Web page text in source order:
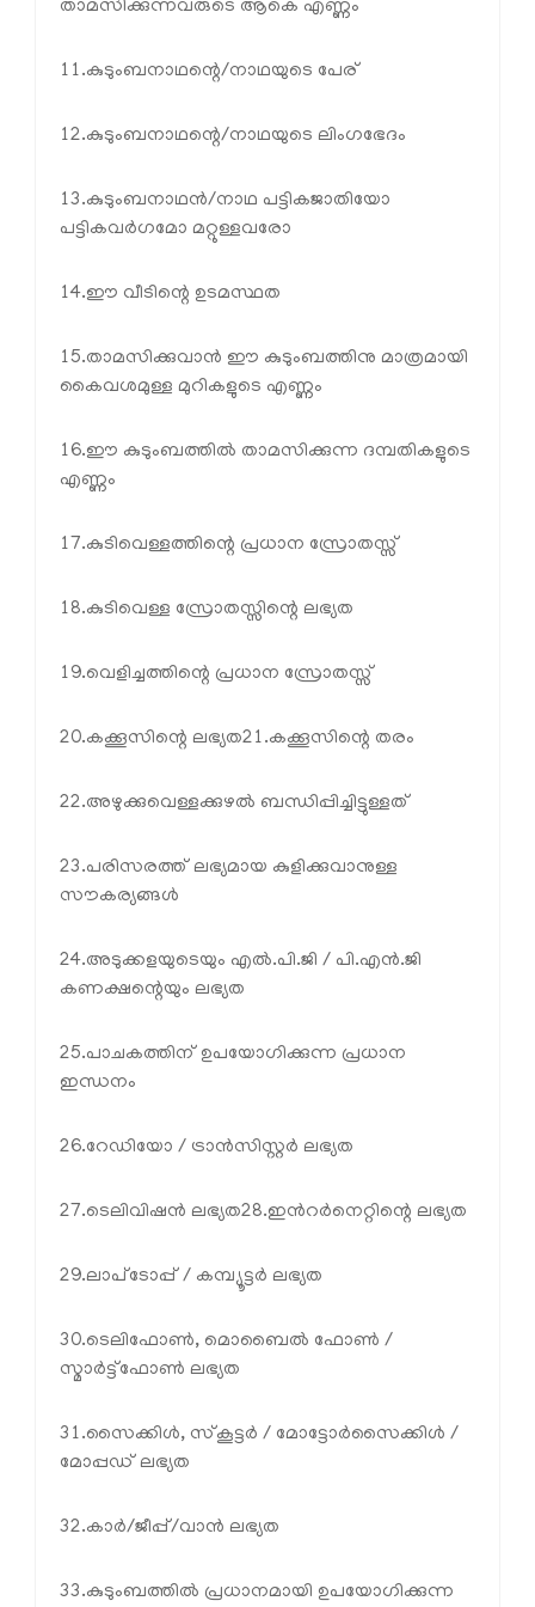
താമസിക്കുന്നവരുടെ ആകെ എണ്ണം
11.കുടുംബനാഥന്റെ/നാഥയുടെ പേര്
12.കുടുംബനാഥന്റെ/നാഥയുടെ ലിംഗഭേദം
13.കുടുംബനാഥൻ/നാഥ പട്ടികജാതിയോ
പട്ടികവർഗമോ മറ്റുള്ളവരോ
14.ഈ വീടിന്റെ ഉടമസ്ഥത
15.താമസിക്കുവാൻ ഈ കുടുംബത്തിനു മാത്രമായി
കൈവശമുള്ള മുറികളുടെ എണ്ണം
16.ഈ കുടുംബത്തിൽ താമസിക്കുന്ന ദമ്പതികളുടെ
എണ്ണം
17.കുടിവെള്ളത്തിന്റെ പ്രധാന സ്രോതസ്സ്
18.കുടിവെള്ള സ്രോതസ്സിന്റെ ലഭ്യത
19.വെളിച്ചത്തിന്റെ പ്രധാന സ്രോതസ്സ്
20.കക്കൂസിന്റെ ലഭ്യത21.കക്കൂസിന്റെ തരം
22.അഴുക്കുവെള്ളക്കുഴൽ ബന്ധിപ്പിച്ചിട്ടുള്ളത്
23.പരിസരത്ത് ലഭ്യമായ കുളിക്കുവാനുള്ള
സൗകര്യങ്ങൾ
24.അടുക്കളയുടെയും എൽ.പി.ജി / പി.എൻ.ജി
കണക്ഷന്റെയും ലഭ്യത
25.പാചകത്തിന് ഉപയോഗിക്കുന്ന പ്രധാന
ഇന്ധനം
26.റേഡിയോ / ട്രാൻസിസ്റ്റർ ലഭ്യത
27.ടെലിവിഷൻ ലഭ്യത28.ഇൻറർനെറ്റിന്റെ ലഭ്യത
29.ലാപ്‌ടോപ്പ് / കമ്പ്യൂട്ടർ ലഭ്യത
30.ടെലിഫോൺ, മൊബൈൽ ഫോൺ /
സ്മാർട്ട്‌ഫോൺ ലഭ്യത
31.സൈക്കിൾ, സ്‌കൂട്ടർ / മോട്ടോർസൈക്കിൾ /
മോപ്പഡ് ലഭ്യത
32.കാർ/ജീപ്പ്/വാൻ ലഭ്യത
33.കുടുംബത്തിൽ പ്രധാനമായി ഉപയോഗിക്കുന്ന